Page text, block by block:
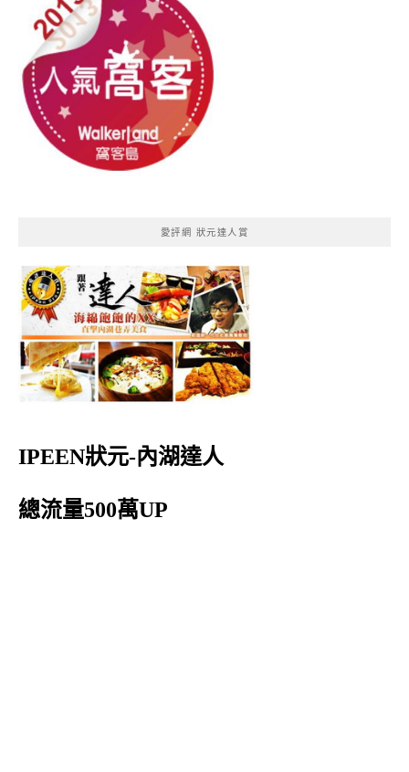
愛評網 狀元達人賞
IPEEN狀元-內湖達人
總流量500萬UP